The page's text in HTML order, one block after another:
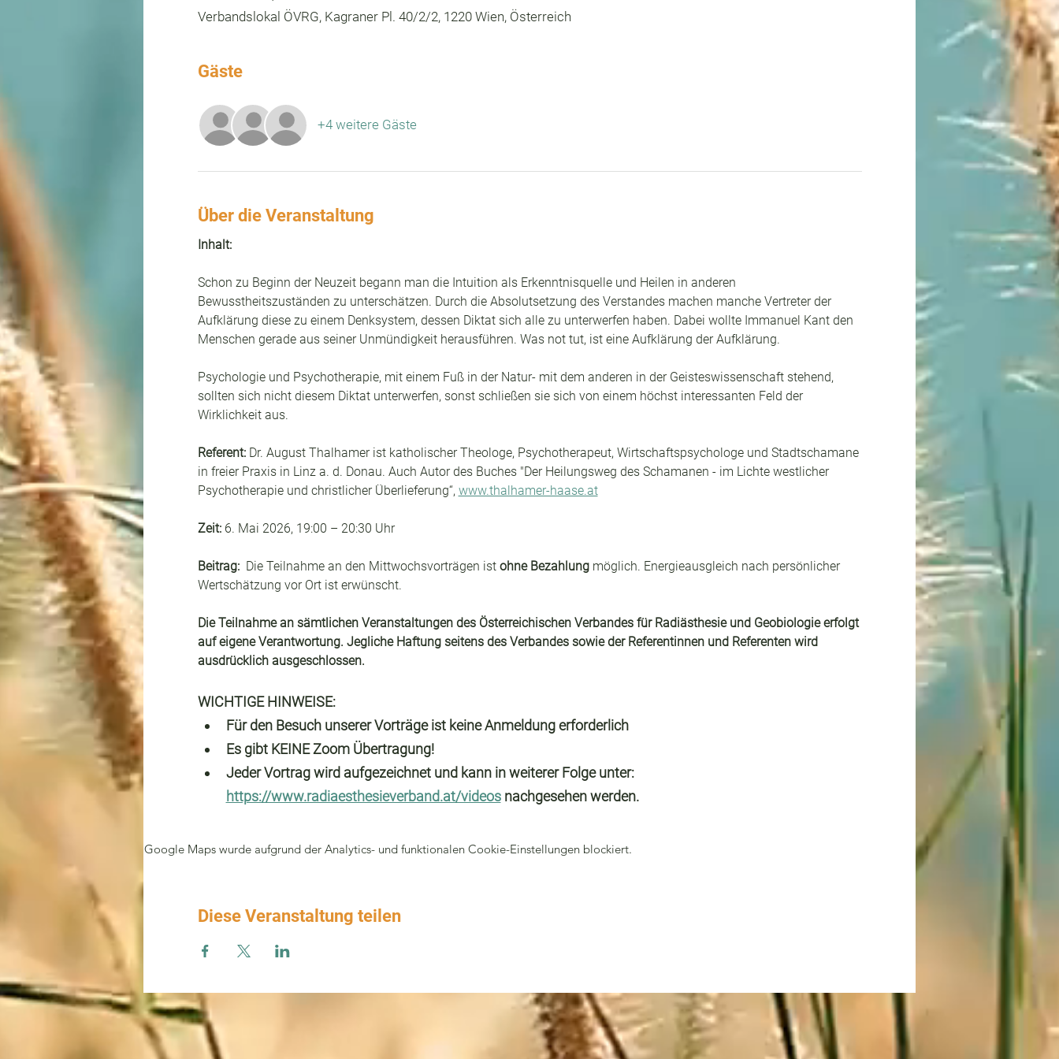
Verbandslokal ÖVRG, Kagraner Pl. 40/2/2, 1220 Wien, Österreich
Gäste
+4 weitere Gäste
Über die Veranstaltung
Inhalt:
Schon zu Beginn der Neuzeit begann man die Intuition als Erkenntnisquelle und Heilen in anderen
Bewusstheitszuständen zu unterschätzen. Durch die Absolutsetzung des Verstandes machen manche Vertreter der
Aufklärung diese zu einem Denksystem, dessen Diktat sich alle zu unterwerfen haben. Dabei wollte Immanuel Kant den
Menschen gerade aus seiner Unmündigkeit herausführen. Was not tut, ist eine Aufklärung der Aufklärung.
Psychologie und Psychotherapie, mit einem Fuß in der Natur- mit dem anderen in der Geisteswissenschaft stehend,
sollten sich nicht diesem Diktat unterwerfen, sonst schließen sie sich von einem höchst interessanten Feld der
Wirklichkeit aus.
Referent: Dr. August Thalhamer ist katholischer Theologe, Psychotherapeut, Wirtschaftspsychologe und Stadtschamane
in freier Praxis in Linz a. d. Donau. Auch Autor des Buches "Der Heilungsweg des Schamanen ‐ im Lichte westlicher
Psychotherapie und christlicher Überlieferung“, www.thalhamer‐haase.at
Zeit: 6. Mai 2026, 19:00 – 20:30 Uhr
Beitrag: Die Teilnahme an den Mittwochsvorträgen ist ohne Bezahlung möglich. Energieausgleich nach persönlicher
Wertschätzung vor Ort ist erwünscht.
Die Teilnahme an sämtlichen Veranstaltungen des Österreichischen Verbandes für Radiästhesie und Geobiologie erfolgt
auf eigene Verantwortung. Jegliche Haftung seitens des Verbandes sowie der Referentinnen und Referenten wird
ausdrücklich ausgeschlossen.
WICHTIGE HINWEISE:
Für den Besuch unserer Vorträge ist keine Anmeldung erforderlich
Es gibt KEINE Zoom Übertragung!
Jeder Vortrag wird aufgezeichnet und kann in weiterer Folge unter:
https://www.radiaesthesieverband.at/videos nachgesehen werden.
Google Maps wurde aufgrund der Analytics- und funktionalen Cookie-Einstellungen blockiert.
Diese Veranstaltung teilen